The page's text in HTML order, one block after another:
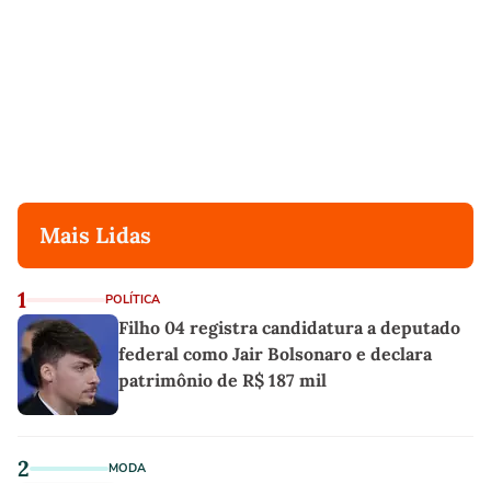
Mais Lidas
1 POLÍTICA
Filho 04 registra candidatura a deputado
federal como Jair Bolsonaro e declara
patrimônio de R$ 187 mil
2 MODA